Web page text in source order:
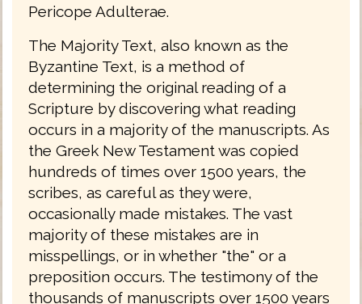
Pericope Adulterae.
The Majority Text, also known as the
Byzantine Text, is a method of
determining the original reading of a
Scripture by discovering what reading
occurs in a majority of the manuscripts. As
the Greek New Testament was copied
hundreds of times over 1500 years, the
scribes, as careful as they were,
occasionally made mistakes. The vast
majority of these mistakes are in
misspellings, or in whether "the" or a
preposition occurs. The testimony of the
thousands of manuscripts over 1500 years